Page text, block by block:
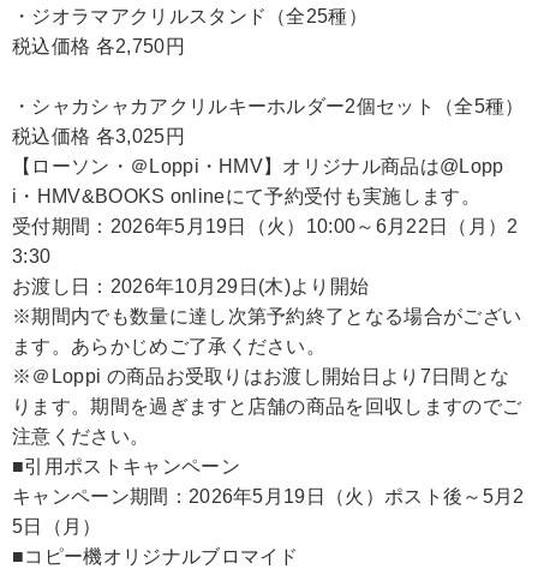
・ジオラマアクリルスタンド（全25種）
税込価格 各2,750円
・シャカシャカアクリルキーホルダー2個セット（全5種）
税込価格 各3,025円
【ローソン・＠Loppi・HMV】オリジナル商品は@Lopp
i・HMV&BOOKS onlineにて予約受付も実施します。
受付期間：2026年5月19日（火）10:00～6月22日（月）2
3:30
お渡し日：2026年10月29日(木)より開始
※期間内でも数量に達し次第予約終了となる場合がござい
ます。あらかじめご了承ください。
※＠Loppi の商品お受取りはお渡し開始日より7日間とな
ります。期間を過ぎますと店舗の商品を回収しますのでご
注意ください。
■引用ポストキャンペーン
キャンペーン期間：2026年5月19日（火）ポスト後～5月2
5日（月）
■コピー機オリジナルブロマイド